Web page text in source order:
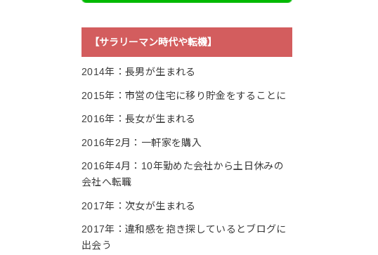
【サラリーマン時代や転機】
2014年：長男が生まれる
2015年：市営の住宅に移り貯金をすることに
2016年：長女が生まれる
2016年2月：一軒家を購入
2016年4月：10年勤めた会社から土日休みの
会社へ転職
2017年：次女が生まれる
2017年：違和感を抱き探しているとブログに
出会う